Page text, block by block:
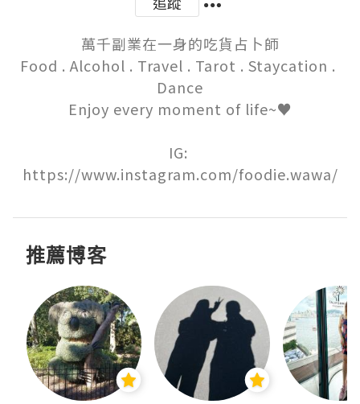
萬千副業在一身的吃貨占卜師
Food . Alcohol . Travel . Tarot . Staycation .
Dance
Enjoy every moment of life~♥
IG:
https://www.instagram.com/foodie.wawa/
推薦博客